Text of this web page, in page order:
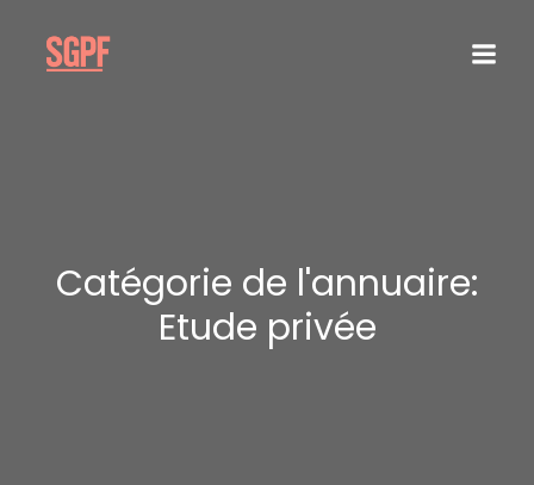
Catégorie de l'annuaire:
Etude privée